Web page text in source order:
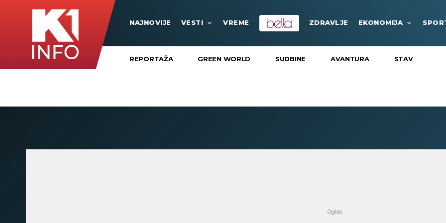
NAJNOVIJE VESTI VREME ZDRAVLJE EKONOMIJA
REPORTAŽA GREEN WORLD SUDBINE AVANTURA STAV